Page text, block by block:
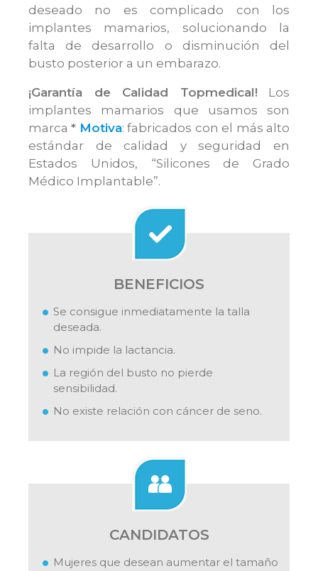
deseado no es complicado con los
implantes mamarios, solucionando la
falta de desarrollo o disminución del
busto posterior a un embarazo.
¡Garantía de Calidad Topmedical! Los
implantes mamarios que usamos son
marca* Motiva: fabricados con el más alto
estándar de calidad y seguridad en
Estados Unidos, “Silicones de Grado
Médico Implantable”.
BENEFICIOS
Se consigue inmediatamente la talla
deseada.
No impide la lactancia.
La región del busto no pierde
sensibilidad.
No existe relación con cáncer de seno.
CANDIDATOS
Mujeres que desean aumentar el tamaño